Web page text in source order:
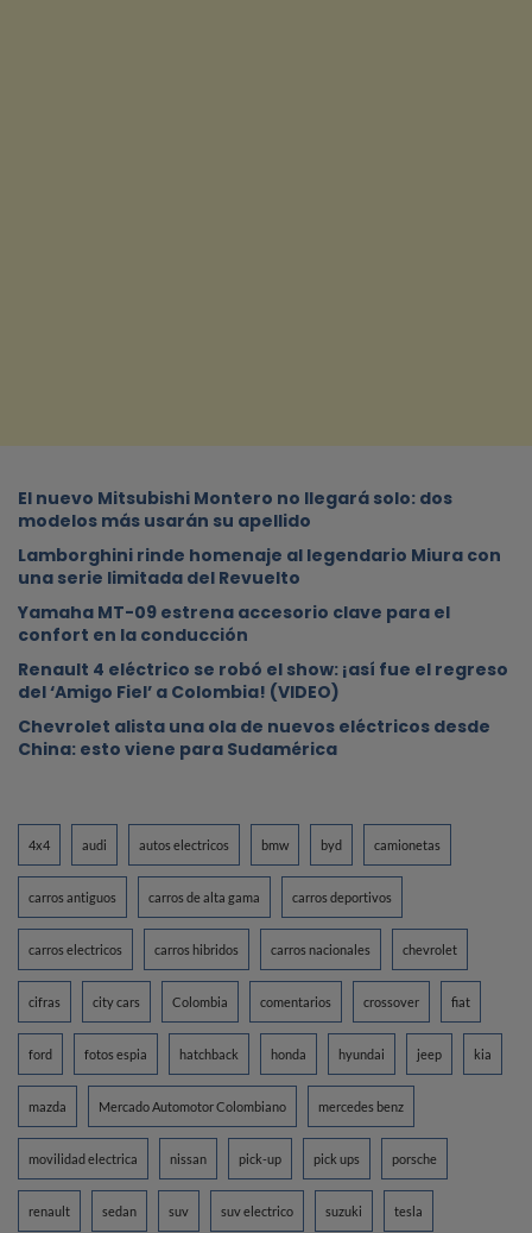
⁠El nuevo Mitsubishi Montero no llegará solo: dos
modelos más usarán su apellido
Lamborghini rinde homenaje al legendario Miura con
una serie limitada del Revuelto
Yamaha MT-09 estrena accesorio clave para el
confort en la conducción
Renault 4 eléctrico se robó el show: ¡así fue el regreso
del ‘Amigo Fiel’ a Colombia! (VIDEO)
Chevrolet alista una ola de nuevos eléctricos desde
China: esto viene para Sudamérica
4x4 audi autos electricos bmw byd camionetas
carros antiguos carros de alta gama carros deportivos
carros electricos carros hibridos carros nacionales chevrolet
cifras city cars Colombia comentarios crossover fiat
ford fotos espia hatchback honda hyundai jeep kia
mazda Mercado Automotor Colombiano mercedes benz
movilidad electrica nissan pick-up pick ups porsche
renault sedan suv suv electrico suzuki tesla